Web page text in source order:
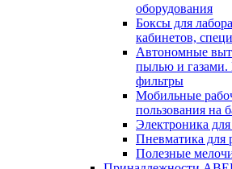
оборудования
Боксы для
кабинетов,
Автономные
пылью и
фильтры
Мобильные
пользования на
Электроника
Пневматика для
Полезные